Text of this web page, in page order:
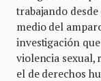
trabajando
medio del
investigación
violencia sexual,
el de derechos